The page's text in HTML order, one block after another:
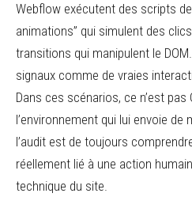
Webflow exécutent des scripts de
animations” qui simulent des
transitions qui manipulent le
signaux comme de vraies
Dans ces scénarios, ce n’est
l’environnement qui lui envoie de
l’audit est de toujours
réellement lié à une action
technique du site.